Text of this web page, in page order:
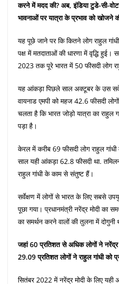
करने में मदद की? अब, इंडिया टुडे-सी-
भावनाओं पर यात्रा के प्रभाव को खोजने
यह पूछे जाने पर कि कितने लोग राहुल
पक्ष में मतदाताओं की धारणा में वृद्धि हुई।
2023 तक पूरे भारत में 50 फीसदी लोग
यह आंकड़ा पिछले साल अक्टूबर के उस
वायनाड एमपी को महज 42.6 फीसदी
चलता है कि भारत जोड़ो यात्रा का राहुल
पड़ा है।
केरल में करीब 69 फीसदी लोग राहुल
साल यही आंकड़ा 62.8 फीसदी था.
राहुल गांधी के काम से संतुष्ट हैं।
सर्वेक्षण में लोगों से भारत के लिए सबसे
पूछा गया। प्रधानमंत्री नरेंद्र मोदी का
का समर्थन करने वालों की तुलना में दोगुनी
जहां 60 प्रतिशत से अधिक लोगों ने नरेंद्र
29.09 प्रतिशत लोगों ने राहुल गांधी को
सितंबर 2022 में नरेंद्र मोदी के लिए